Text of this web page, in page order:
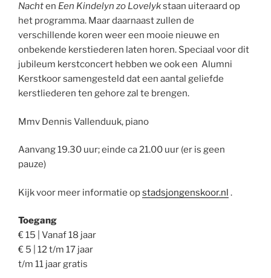
Nachten Een Kindelyn zo Lovelykstaan uiteraard op
het programma. Maar daarnaast zullen de
verschillende koren weer een mooie nieuwe en
onbekende kerstiederen laten horen. Speciaal voor dit
jubileum kerstconcert hebben we ook een Alumni
Kerstkoor samengesteld dat een aantal geliefde
kerstliederen ten gehore zal te brengen.
Mmv Dennis Vallenduuk, piano
Aanvang 19.30 uur; einde ca 21.00 uur (er is geen
pauze)
Kijk voor meer informatie opstadsjongenskoor.nl .
Toegang
€ 15 | Vanaf 18 jaar
€ 5 | 12 t/m 17 jaar
t/m 11 jaar gratis